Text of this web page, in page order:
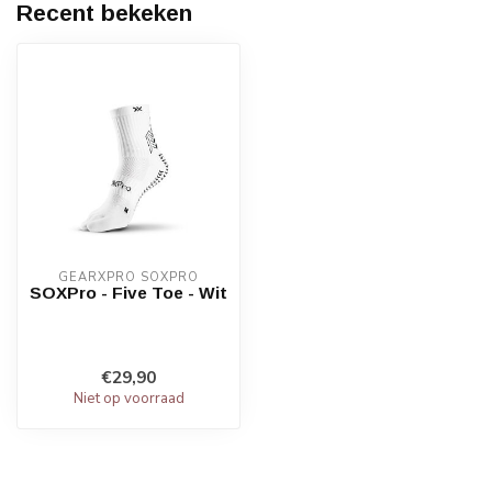
Recent bekeken
GEARXPRO SOXPRO
SOXPro - Five Toe - Wit
€29,90
Niet op voorraad